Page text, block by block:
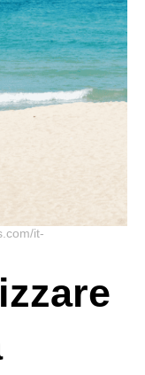
it-